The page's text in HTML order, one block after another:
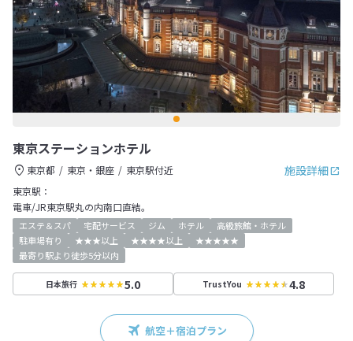
東京ステーションホテル
施設詳細
東京都 東京・銀座
東京駅付近
東京駅：
電車/JR東京駅丸の内南口直結。
エステ＆スパ 宅配サービス ジム ホテル
高級旅館・ホテル
駐車場有り
★★★以上 ★★★★以上
★★★★★
最寄り駅より徒歩5分以内
日本旅行 5.0 TrustYou 4.8
航空＋宿泊プラン